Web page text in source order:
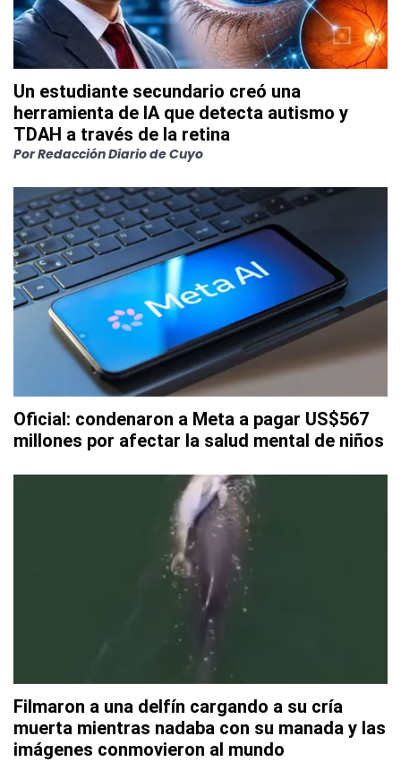
Un estudiante secundario creó una
herramienta de IA que detecta autismo y
TDAH a través de la retina
PorRedacción Diario de Cuyo
Oficial: condenaron a Meta a pagar US$567
millones por afectar la salud mental de niños
Filmaron a una delfín cargando a su cría
muerta mientras nadaba con su manada y las
imágenes conmovieron al mundo